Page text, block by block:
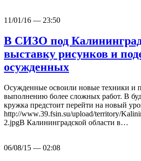
11/01/16 — 23:50
В СИЗО под
выставку рисунков и
осужденных
Осужденные освоили новые техники и
выполнению более сложных работ. В
кружка предстоит перейти на новый
http://www.39.fsin.su/upload/territory/
2.jpgВ Калининградской области в…
06/08/15 — 02:08